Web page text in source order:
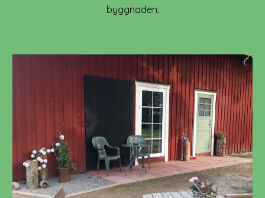
byggnaden.